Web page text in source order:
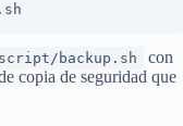
backup.sh
con
copia de seguridad que